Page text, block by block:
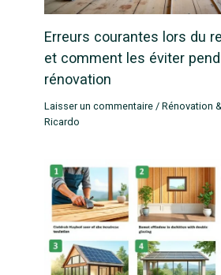
Erreurs courantes lors du
et comment les éviter
rénovation
Laisser un commentaire /Rénovation
Ricardo